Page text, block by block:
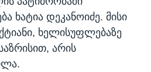
ხატია დეკანოიძე. მისი
ხელისუფლებაზე
არის